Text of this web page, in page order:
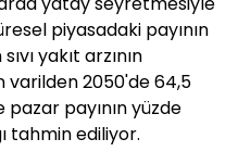
piyasadaki payının
yakıt arzının
varilden 2050'de 64,5
payının yüzde
tahmin ediliyor.